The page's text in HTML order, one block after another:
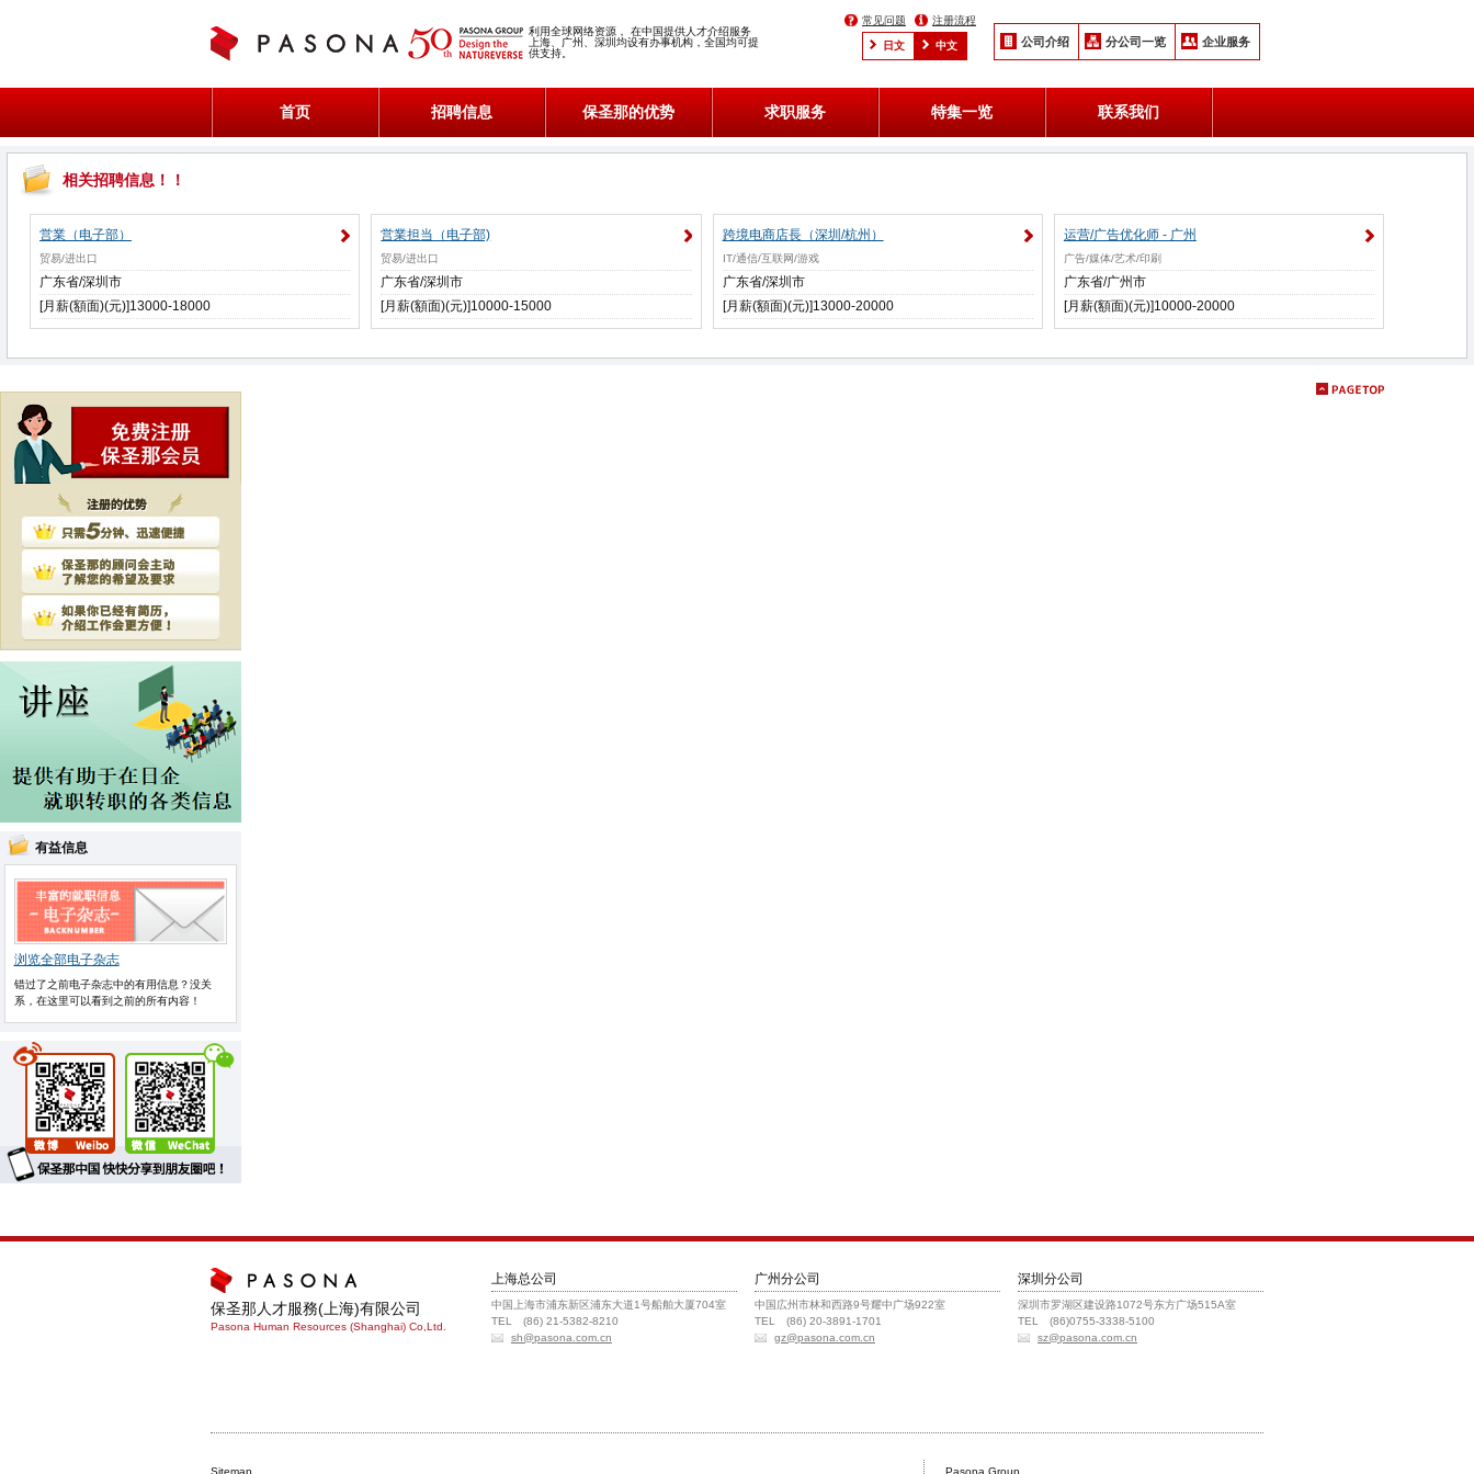
利用全球网络资源， 在中国提供人才介绍服务
上海、广州、深圳均设有办事机构，全国均可提
供支持。
常见问题 注册流程
日文 中文 公司介绍 分公司一览 企业服务
首页 招聘信息 保圣那的优势 求职服务 特集一览 联系我们
相关招聘信息！！
営業（电子部）
贸易/进出口
广东省/深圳市
[月薪(額面)(元)]13000-18000
営業担当（电子部)
贸易/进出口
广东省/深圳市
[月薪(額面)(元)]10000-15000
跨境电商店長（深圳/杭州）
IT/通信/互联网/游戏
广东省/深圳市
[月薪(額面)(元)]13000-20000
运营/广告优化师 - 广州
广告/媒体/艺术/印刷
广东省/广州市
[月薪(額面)(元)]10000-20000
有益信息
浏览全部电子杂志
错过了之前电子杂志中的有用信息？没关
系，在这里可以看到之前的所有内容！
保圣那人才服務(上海)有限公司
Pasona Human Resources (Shanghai) Co,Ltd.
上海总公司
中国上海市浦东新区浦东大道1号船舶大厦704室
TEL (86) 21-5382-8210
sh@pasona.com.cn
广州分公司
中国広州市林和西路9号耀中广场922室
TEL (86) 20-3891-1701
gz@pasona.com.cn
深圳分公司
深圳市罗湖区建设路1072号东方广场515A室
TEL (86)0755-3338-5100
sz@pasona.com.cn
Sitemap. Pasona Group.